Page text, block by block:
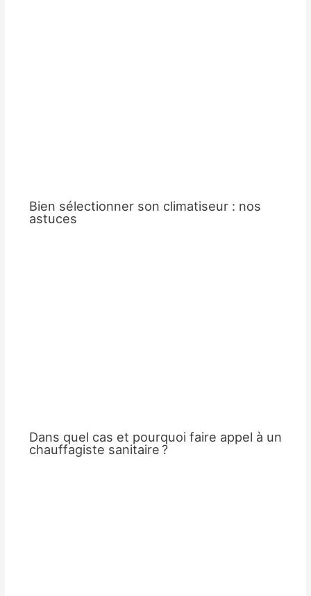
Bien sélectionner son climatiseur : nos
astuces
Dans quel cas et pourquoi faire appel à un
chauffagiste sanitaire ?